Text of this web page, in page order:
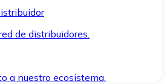
de distribuidores.
a nuestro ecosistema.